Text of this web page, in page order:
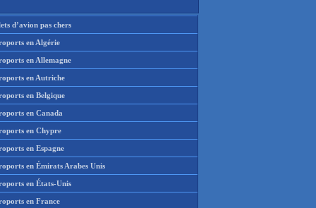
d’avion pas chers
en Algérie
en Allemagne
en Autriche
en Belgique
en Canada
en Chypre
en Espagne
en Émirats Arabes Unis
en États-Unis
en France